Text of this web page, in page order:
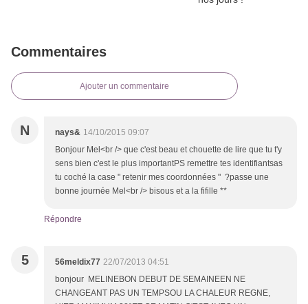
Commentaires
Ajouter un commentaire
N nays& 14/10/2015 09:07
Bonjour Mel<br /> que c'est beau et chouette de lire que tu t'y
sens bien c'est le plus importantPS remettre tes identifiantsas
tu coché la case " retenir mes coordonnées " ?passe une
bonne journée Mel<br /> bisous et a la fifille **
Répondre
5 56meldix77 22/07/2013 04:51
bonjour MELINEBON DEBUT DE SEMAINEEN NE
CHANGEANT PAS UN TEMPSOU LA CHALEUR REGNE,